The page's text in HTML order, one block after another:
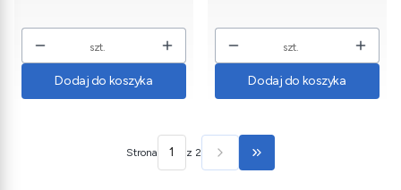
szt.
Dodaj do koszyka
szt.
Dodaj do koszyka
Strona z 2 Przejdź do ostatniej